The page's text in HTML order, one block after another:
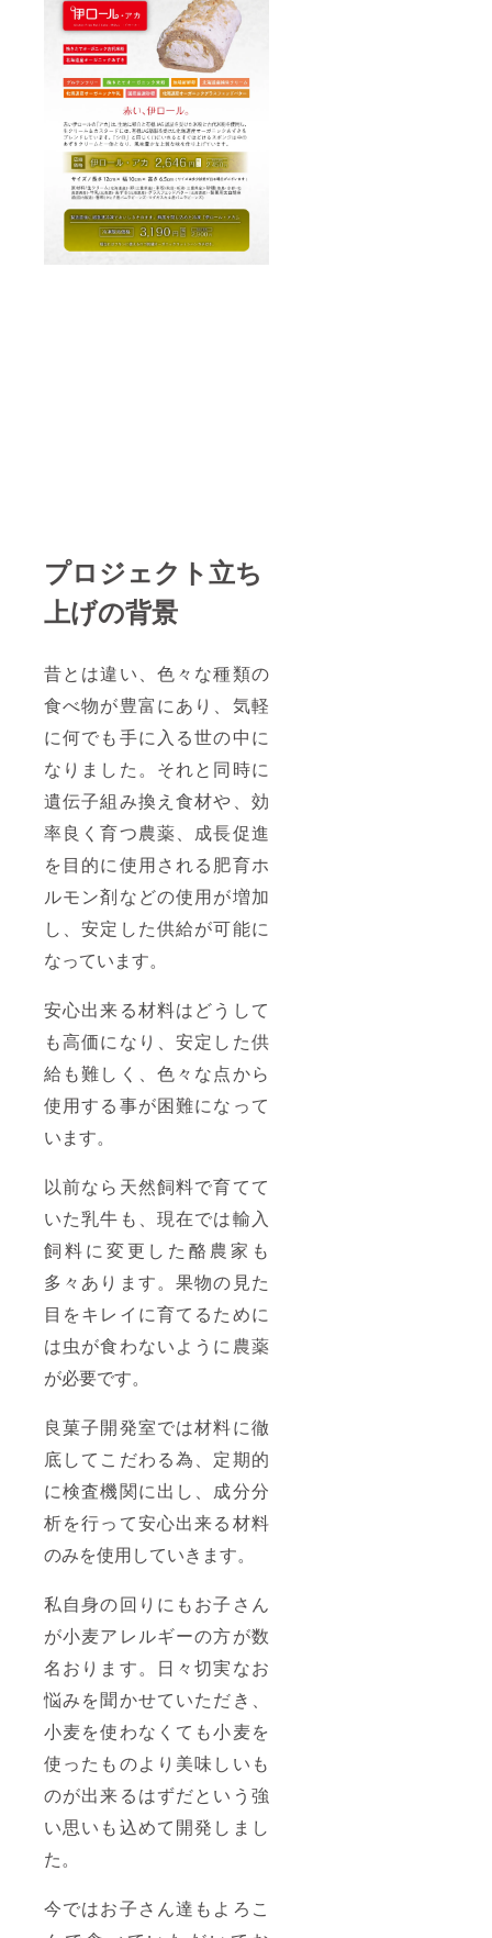
プロジェクト立ち
上げの背景
昔とは違い、色々な種類の
食べ物が豊富にあり、気軽
に何でも手に入る世の中に
なりました。それと同時に
遺伝子組み換え食材や、効
率良く育つ農薬、成長促進
を目的に使用される肥育ホ
ルモン剤などの使用が増加
し、安定した供給が可能に
なっています。
安心出来る材料はどうして
も高価になり、安定した供
給も難しく、色々な点から
使用する事が困難になって
います。
以前なら天然飼料で育てて
いた乳牛も、現在では輸入
飼料に変更した酪農家も
多々あります。果物の見た
目をキレイに育てるために
は虫が食わないように農薬
が必要です。
良菓子開発室では材料に徹
底してこだわる為、定期的
に検査機関に出し、成分分
析を行って安心出来る材料
のみを使用していきます。
私自身の回りにもお子さん
が小麦アレルギーの方が数
名おります。日々切実なお
悩みを聞かせていただき、
小麦を使わなくても小麦を
使ったものより美味しいも
のが出来るはずだという強
い思いも込めて開発しまし
た。
今ではお子さん達もよろこ